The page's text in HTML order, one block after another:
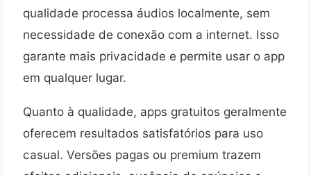
qualidade processa áudios localmente, sem
necessidade de conexão com a internet. Isso
garante mais privacidade e permite usar o app
em qualquer lugar.
Quanto à qualidade, apps gratuitos geralmente
oferecem resultados satisfatórios para uso
casual. Versões pagas ou premium trazem